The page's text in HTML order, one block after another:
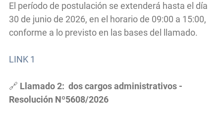
El período de postulación se extenderá hasta el día
30 de junio de 2026, en el horario de 09:00 a 15:00,
conforme a lo previsto en las bases del llamado.
LINK 1
🔗 Llamado 2: dos cargos administrativos -
Resolución Nº5608/2026